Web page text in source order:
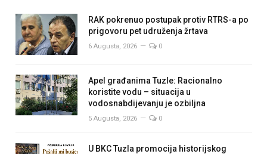
RAK pokrenuo postupak protiv RTRS-a po
prigovoru pet udruženja žrtava
6 Augusta, 2026 0
Apel građanima Tuzle: Racionalno
koristite vodu – situacija u
vodosnabdijevanju je ozbiljna
5 Augusta, 2026 0
U BKC Tuzla promocija historijskog